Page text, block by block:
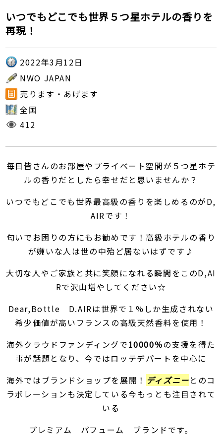
いつでもどこでも世界５つ星ホテルの香りを
再現！
2022年3月12日
NWO JAPAN
売ります・あげます
全国
412
毎日皆さんのお部屋やプライベート空間が５つ星ホテ
ルの香りだとしたら幸せだと思いませんか？
いつでもどこでも世界最高級の香りを楽しめるのがD,
AIRです！
匂いでお困りの方にもお勧めです！高級ホテルの香り
が嫌いな人は世の中殆ど居ないはずです♪
大切な人やご家族と共に笑顔になれる瞬間をこのD,AI
Rで沢山増やしてください☆
Dear,Bottle D.AIRは世界で１%しか生成されない
希少価値が高いフランスの高級天然香料を使用！
海外クラウドファンディングで10000％の支援を得た
事が話題となり、今ではロッテデパートを中心に
海外ではブランドショップを展開！ ディズニーとのコ
ラボレーションも決定している今もっとも注目されて
いる
プレミアム パフューム ブランド です。